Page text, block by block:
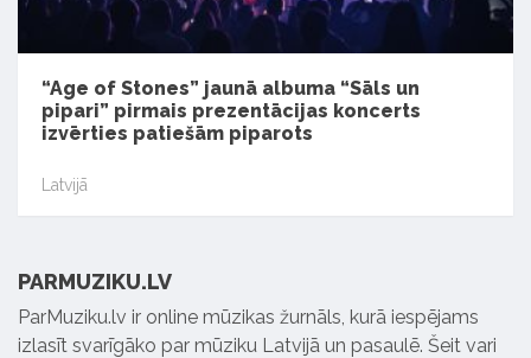
“Age of Stones” jaunā albuma “Sāls un
pipari” pirmais prezentācijas koncerts
izvērties patiešām piparots
Latvijā
PARMUZIKU.LV
ParMuziku.lv ir online mūzikas žurnāls, kurā iespējams
izlasīt svarīgāko par mūziku Latvijā un pasaulē. Šeit vari